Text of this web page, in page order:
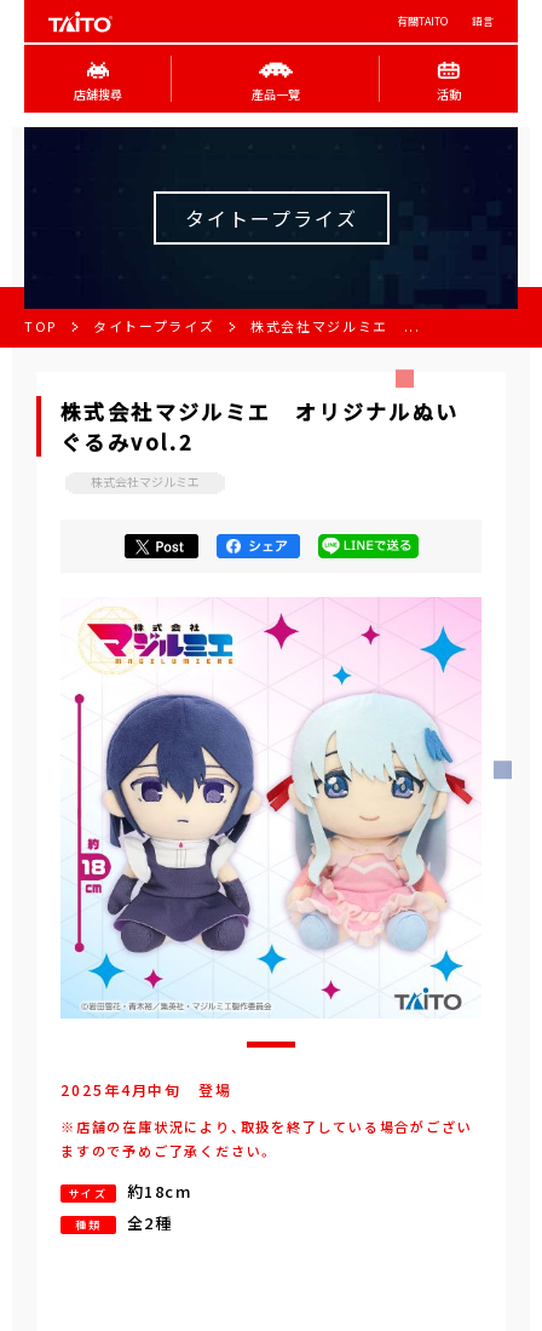
有關TAITO 語言
店舖搜尋 產品一覽 活動
タイトープライズ
TOP タイトープライズ 株式会社マジルミエ ...
株式会社マジルミエ オリジナルぬい
ぐるみvol.2
株式会社マジルミエ
2025年4月中旬 登場
※店舗の在庫状況により、取扱を終了している場合がござい
ますので予めご了承ください。
サイズ 約18cm
種類 全2種